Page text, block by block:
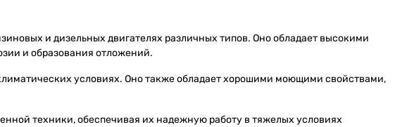
и дизельных двигателях различных типов. Оно обладает высокими
и образования отложений.
условиях. Оно также обладает хорошими моющими свойствами,
техники, обеспечивая их надежную работу в тяжелых условиях